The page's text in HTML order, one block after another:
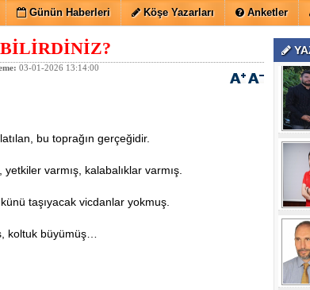
Günün Haberleri Köşe Yazarları Anketler
03-01-2026 13:14:00
bu toprağın gerçeğidir.
varmış, kalabalıklar varmış.
taşıyacak vicdanlar yokmuş.
koltuk büyümüş…